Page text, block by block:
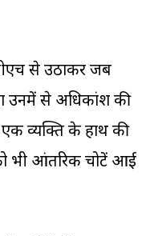
से उठाकर जब
उनमें से अधिकांश की
व्यक्ति के हाथ की
भी आंतरिक चोटें आई